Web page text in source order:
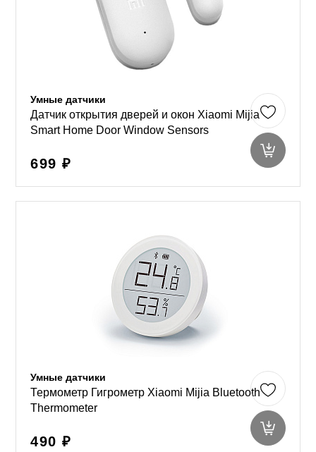
Умные датчики
Датчик открытия дверей и окон Xiaomi Mijia
Smart Home Door Window Sensors
699 ₽
Умные датчики
Термометр Гигрометр Xiaomi Mijia Bluetooth
Thermometer
490 ₽